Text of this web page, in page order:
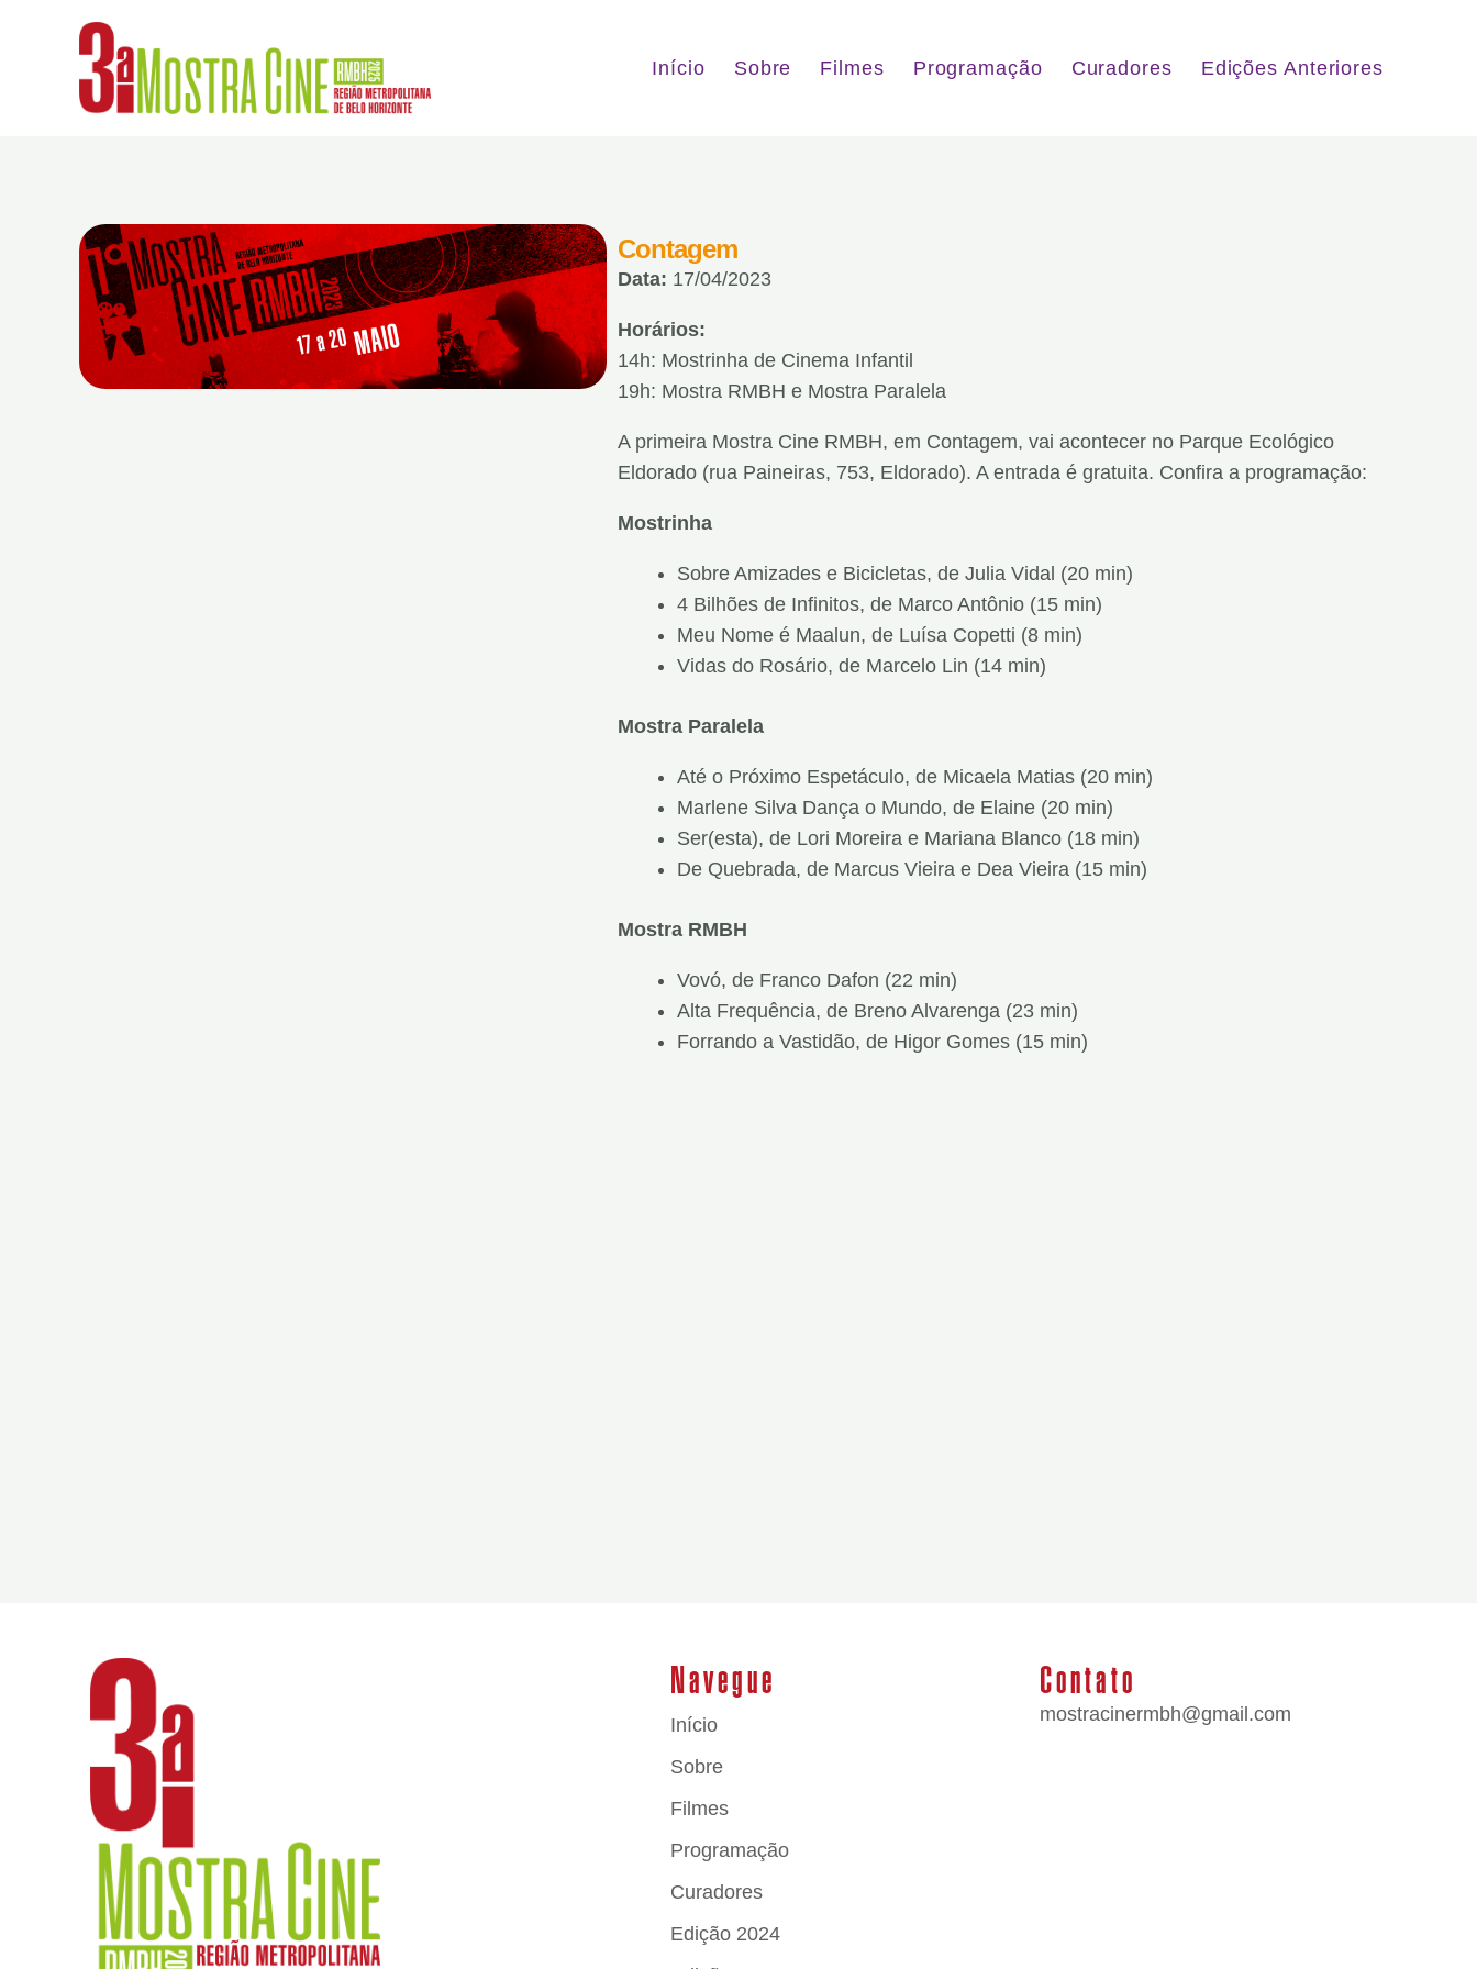
Início Sobre Filmes Programação Curadores Edições Anteriores
Contagem
Data: 17/04/2023
Horários:
14h: Mostrinha de Cinema Infantil
19h: Mostra RMBH e Mostra Paralela
A primeira Mostra Cine RMBH, em Contagem, vai acontecer no Parque Ecológico
Eldorado (rua Paineiras, 753, Eldorado). A entrada é gratuita. Confira a programação:
Mostrinha
Sobre Amizades e Bicicletas, de Julia Vidal (20 min)
4 Bilhões de Infinitos, de Marco Antônio (15 min)
Meu Nome é Maalun, de Luísa Copetti (8 min)
Vidas do Rosário, de Marcelo Lin (14 min)
Mostra Paralela
Até o Próximo Espetáculo, de Micaela Matias (20 min)
Marlene Silva Dança o Mundo, de Elaine (20 min)
Ser(esta), de Lori Moreira e Mariana Blanco (18 min)
De Quebrada, de Marcus Vieira e Dea Vieira (15 min)
Mostra RMBH
Vovó, de Franco Dafon (22 min)
Alta Frequência, de Breno Alvarenga (23 min)
Forrando a Vastidão, de Higor Gomes (15 min)
Navegue
Início
Sobre
Filmes
Programação
Curadores
Edição 2024
Contato
mostracinermbh@gmail.com